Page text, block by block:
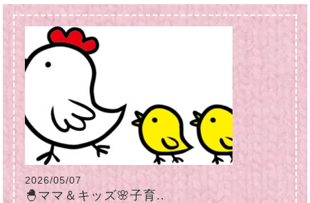
2026/05/07
🐣ママ＆キッズ🌸子育..